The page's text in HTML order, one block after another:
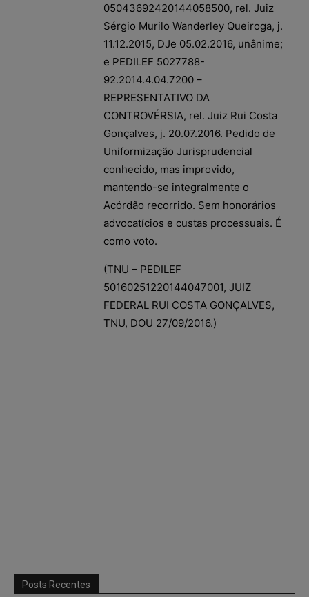
05043692420144058500, rel. Juiz
Sérgio Murilo Wanderley Queiroga, j.
11.12.2015, DJe 05.02.2016, unânime;
e PEDILEF 5027788-
92.2014.4.04.7200 –
REPRESENTATIVO DA
CONTROVÉRSIA, rel. Juiz Rui Costa
Gonçalves, j. 20.07.2016. Pedido de
Uniformização Jurisprudencial
conhecido, mas improvido,
mantendo-se integralmente o
Acórdão recorrido. Sem honorários
advocatícios e custas processuais. É
como voto.
(TNU – PEDILEF
50160251220144047001, JUIZ
FEDERAL RUI COSTA GONÇALVES,
TNU, DOU 27/09/2016.)
Posts Recentes